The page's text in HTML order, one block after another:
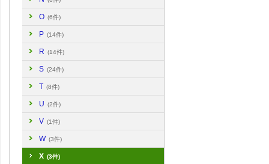
O (6件)
P (14件)
R (14件)
S (24件)
T (8件)
U (2件)
V (1件)
W (3件)
X (3件)